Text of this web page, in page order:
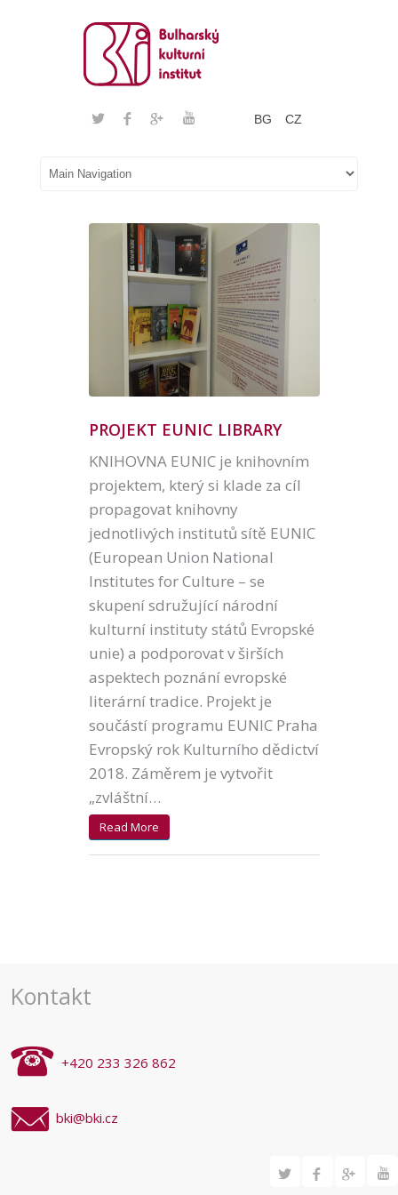
BG CZ
PROJEKT EUNIC LIBRARY
KNIHOVNA EUNIC je knihovním
projektem, který si klade za cíl
propagovat knihovny
jednotlivých institutů sítě EUNIC
(European Union National
Institutes for Culture – se
skupení sdružující národní
kulturní instituty států Evropské
unie) a podporovat v širších
aspektech poznání evropské
literární tradice. Projekt je
součástí programu EUNIC Praha
Evropský rok Kulturního dědictví
2018. Záměrem je vytvořit
„zvláštní…
Read More
Kontakt
+420 233 326 862
bki@bki.cz